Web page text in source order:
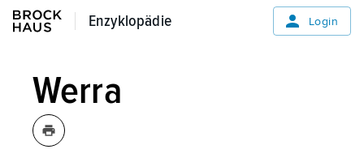
Enzyklopädie
Enzyklopädie Login
Werra